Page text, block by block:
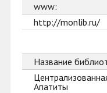
www:
http://monlib.ru/
Название
Апатиты